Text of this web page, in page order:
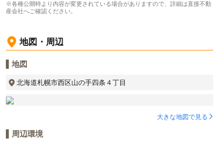
※各種公開時より内容が変更されている場合がありますので、詳細は直接不動
産会社へご確認ください。
地図・周辺
地図
北海道札幌市西区山の手四条４丁目
大きな地図で見る
周辺環境